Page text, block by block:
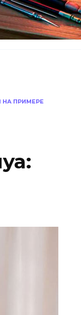
НА ПРИМЕРЕ